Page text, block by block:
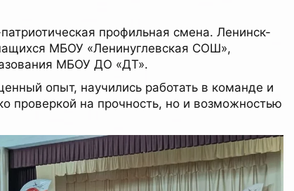
профильная смена. Ленинск-
МБОУ «Ленинуглевская СОШ»,
МБОУ ДО «ДТ».
опыт, научились работать в команде и
проверкой на прочность, но и возможностью